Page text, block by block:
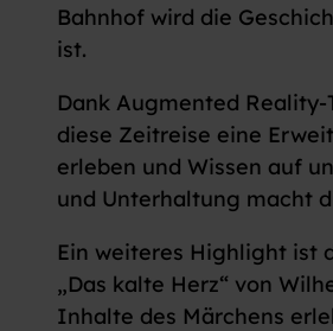
Bahnhof wird die
ist.
Dank Augmented
diese Zeitreise eine
erleben und Wissen auf
und Unterhaltung macht
Ein weiteres Highlight ist
„Das kalte Herz“ von
Inhalte des Märchens